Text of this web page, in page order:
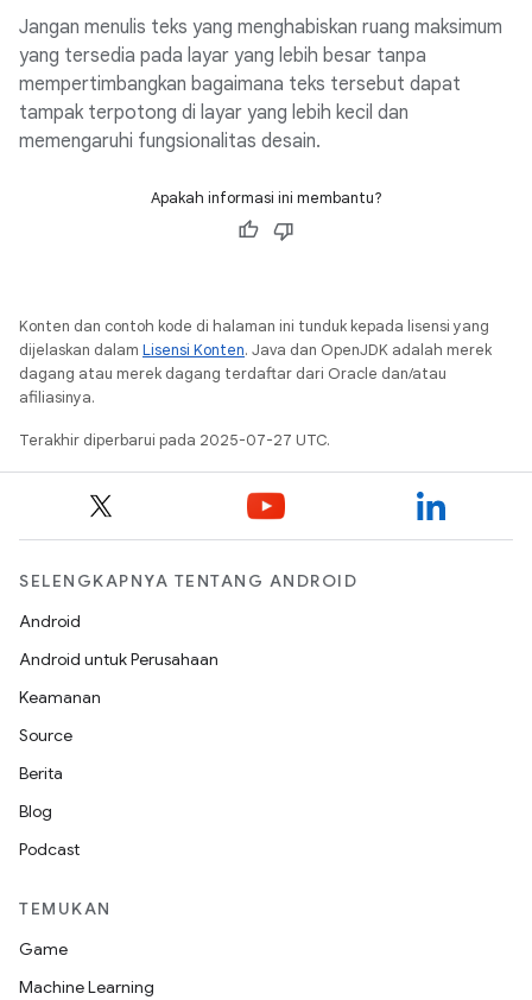
Jangan menulis teks yang menghabiskan ruang maksimum
yang tersedia pada layar yang lebih besar tanpa
mempertimbangkan bagaimana teks tersebut dapat
tampak terpotong di layar yang lebih kecil dan
memengaruhi fungsionalitas desain.
Apakah informasi ini membantu?
Konten dan contoh kode di halaman ini tunduk kepada lisensi yang
dijelaskan dalam Lisensi Konten. Java dan OpenJDK adalah merek
dagang atau merek dagang terdaftar dari Oracle dan/atau
afiliasinya.
Terakhir diperbarui pada 2025-07-27 UTC.
SELENGKAPNYA TENTANG ANDROID
Android
Android untuk Perusahaan
Keamanan
Source
Berita
Blog
Podcast
TEMUKAN
Game
Machine Learning